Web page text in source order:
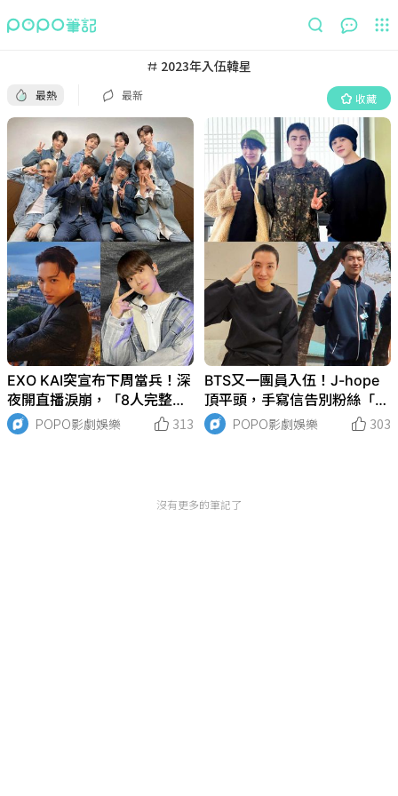
2023年入伍韓星
最熱 最新 收藏
最新 收藏
EXO KAI突宣布下周當兵！深
夜開直播淚崩，「8人完整
體」回歸再等等
POPO影劇娛樂 313
BTS又一團員入伍！J-hope
頂平頭，手寫信告別粉絲「會
快去快回」，韓網熱議2023
年入伍韓國男星名單
POPO影劇娛樂 303
沒有更多的筆記了